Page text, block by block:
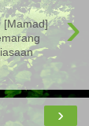
›
[Mamad]
›